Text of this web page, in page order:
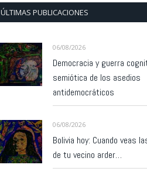
ÚLTIMAS PUBLICACIONES
06/08/2026
Democracia y guerra
semiótica de los asedios
antidemocráticos
06/08/2026
Bolivia hoy: Cuando veas
de tu vecino arder…